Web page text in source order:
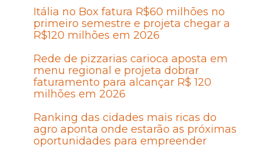
Itália no Box fatura R$60 milhões no
primeiro semestre e projeta chegar a
R$120 milhões em 2026
Rede de pizzarias carioca aposta em
menu regional e projeta dobrar
faturamento para alcançar R$ 120
milhões em 2026
Ranking das cidades mais ricas do
agro aponta onde estarão as próximas
oportunidades para empreender